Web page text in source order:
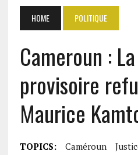
HOME POLITIQUE
Cameroun :
provisoire
Maurice
TOPICS: Caméroun